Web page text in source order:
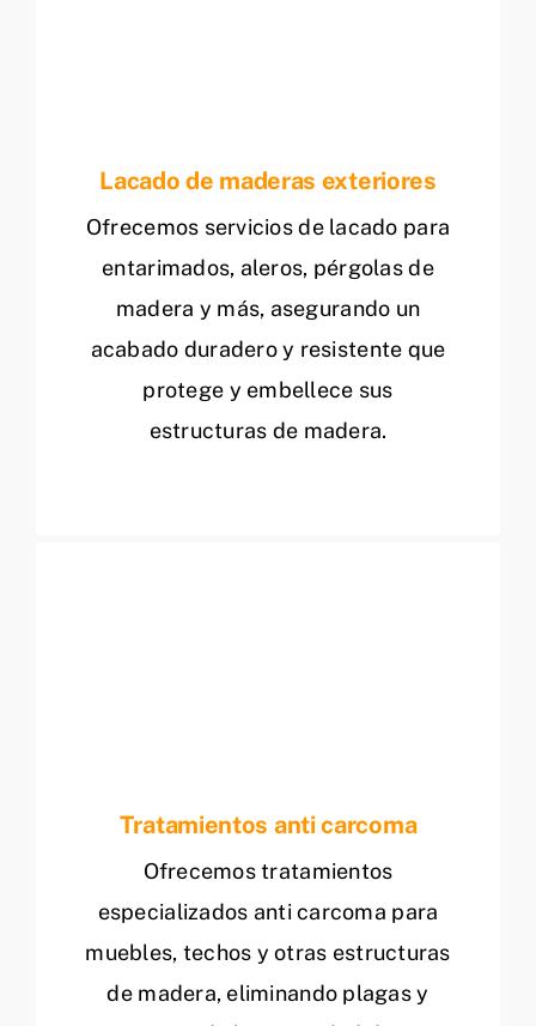
Lacado de maderas exteriores
Ofrecemos servicios de lacado para
entarimados, aleros, pérgolas de
madera y más, asegurando un
acabado duradero y resistente que
protege y embellece sus
estructuras de madera.
Tratamientos anti carcoma
Ofrecemos tratamientos
especializados anti carcoma para
muebles, techos y otras estructuras
de madera, eliminando plagas y